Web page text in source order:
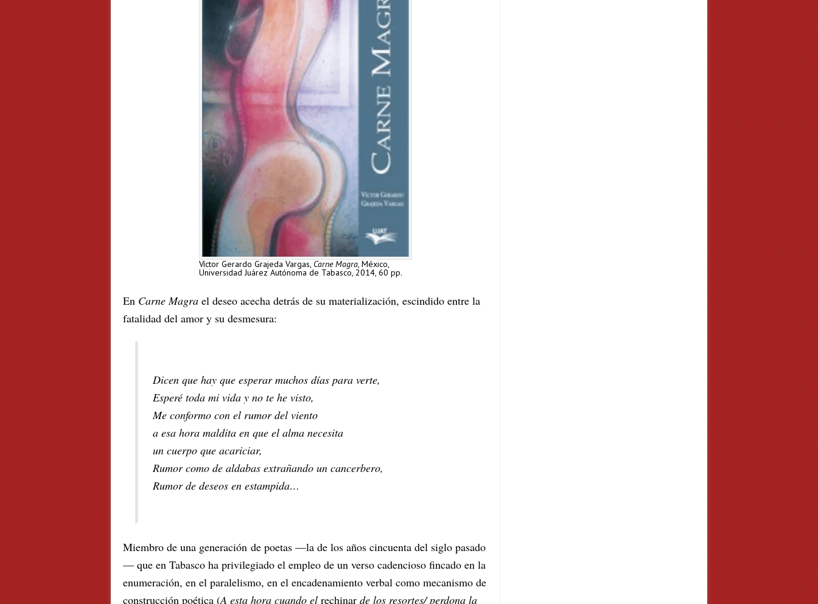
Víctor Gerardo Grajeda Vargas, Carne Magra, México,
Universidad Juárez Autónoma de Tabasco, 2014, 60 pp.
En Carne Magra el deseo acecha detrás de su materialización, escindido entre la
fatalidad del amor y su desmesura:
Dicen que hay que esperar muchos días para verte,
Esperé toda mi vida y no te he visto,
Me conformo con el rumor del viento
a esa hora maldita en que el alma necesita
un cuerpo que acariciar,
Rumor como de aldabas extrañando un cancerbero,
Rumor de deseos en estampida…
Miembro de una generación de poetas —la de los años cincuenta del siglo pasado
— que en Tabasco ha privilegiado el empleo de un verso cadencioso fincado en la
enumeración, en el paralelismo, en el encadenamiento verbal como mecanismo de
construcción poética (A esta hora cuando el rechinar de los resortes/ perdona la